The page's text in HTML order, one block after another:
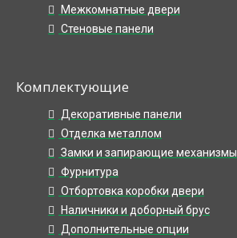
Межкомнатные двери
Стеновые панели
Комплектующие
Декоративные панели
Отделка металлом
Замки и запирающие механизмы
Фурнитура
Отбортовка коробки двери
Наличники и доборный брус
Дополнительные опции